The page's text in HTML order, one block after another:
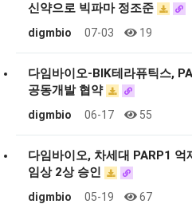
신약으로 빅파마 정조준
digmbio 07-03 19
다임바이오-BIK테라퓨틱스,
공동개발 협약
digmbio 06-17 55
다임바이오, 차세대 PARP1 억
임상 2상 승인
digmbio 05-19 67